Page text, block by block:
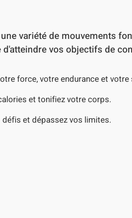
variété de mouvements
vos objectifs de
force, votre endurance et votre
et tonifiez votre corps.
défis et dépassez vos limites.